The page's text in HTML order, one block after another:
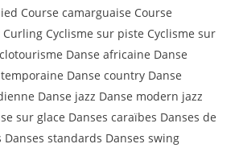
Course camarguaise Course
Cyclisme sur piste Cyclisme sur
Danse africaine Danse
Danse country Danse
Danse jazz Danse modern jazz
sur glace Danses caraïbes Danses de
standards Danses swing